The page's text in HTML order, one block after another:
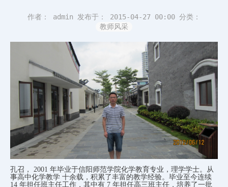
作者： admin 发布于： 2015-04-27 00:00 分类：
教师风采
孔召， 2001 年毕业于信阳师范学院化学教育专业，理学学士。从
事高中化学教学 十余载，积累了丰富的教学经验。毕业至今连续
14 年担任班主任工作，其中有 7 年担任高三班主任，培养了一批